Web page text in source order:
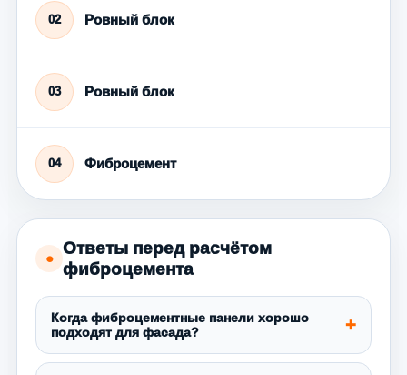
02 Ровный блок
03 Ровный блок
04 Фиброцемент
●
Ответы перед расчётом
фиброцемента
Когда фиброцементные панели хорошо
подходят для фасада?